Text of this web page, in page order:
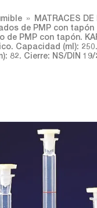
MATRACES
de PMP con tapón
de PMP con tapón.
Capacidad (ml):
82. Cierre: NS/DIN 19/